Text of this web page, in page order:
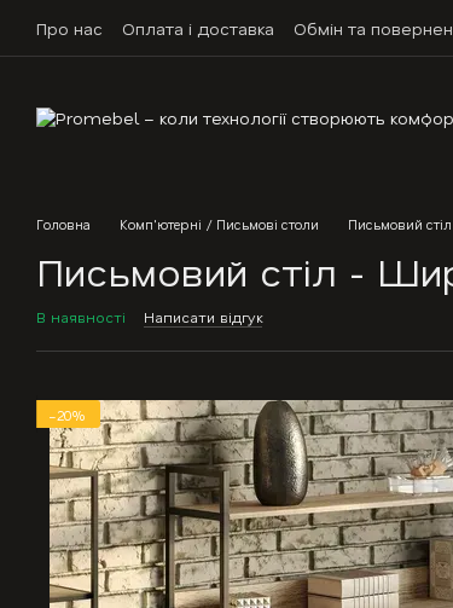
Про нас Оплата і доставка Обмін та
Головна Комп'ютерні / Письмові столи Письмовий
Письмовий стіл -
В наявності Написати відгук
−20%